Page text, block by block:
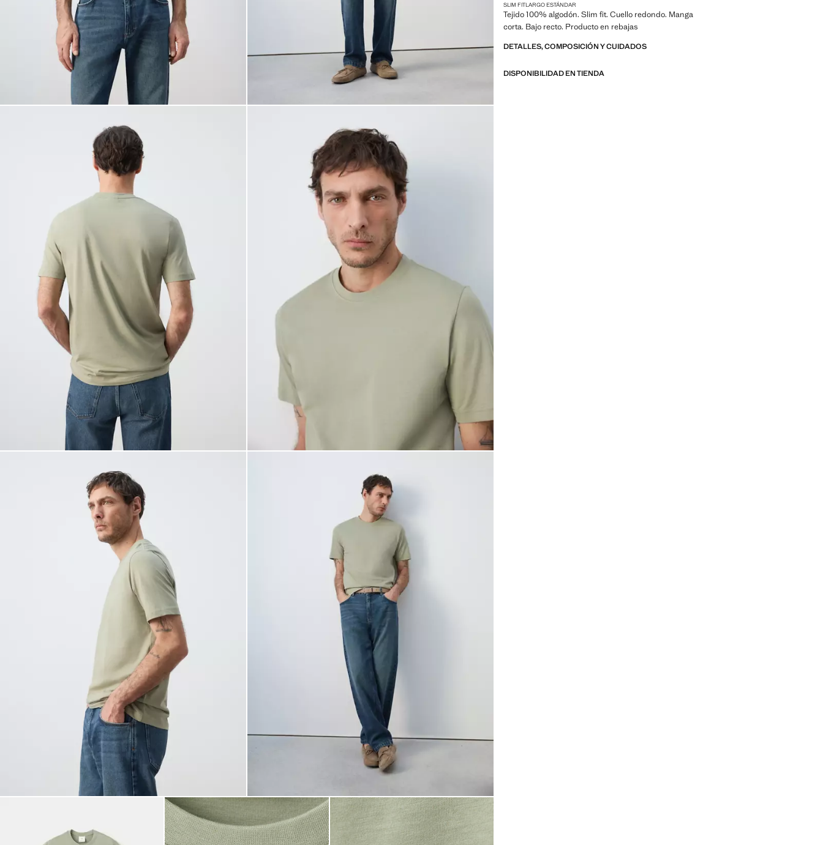
SLIM FITLARGO ESTÁNDAR
Tejido 100% algodón. Slim fit. Cuello redondo. Manga
corta. Bajo recto. Producto en rebajas
DETALLES, COMPOSICIÓN Y CUIDADOS
DISPONIBILIDAD EN TIENDA